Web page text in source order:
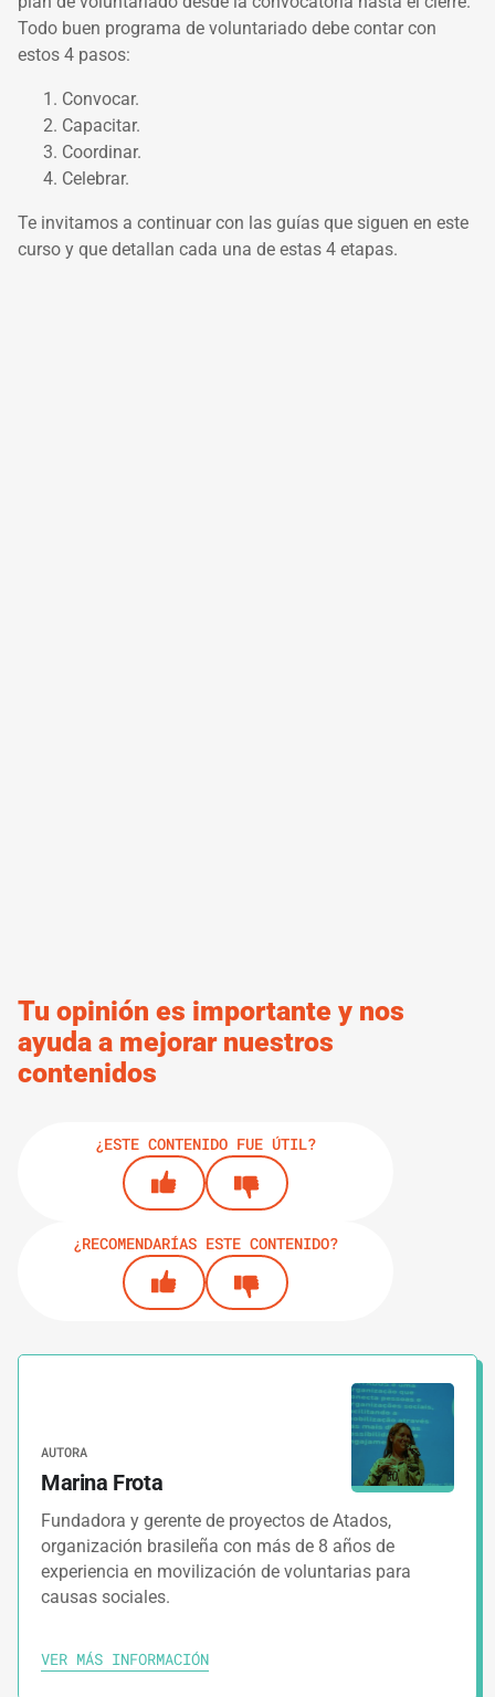
Todo buen programa de voluntariado debe contar con
estos 4 pasos:
Convocar.
Capacitar.
Coordinar.
Celebrar.
Te invitamos a continuar con las guías que siguen en este
curso y que detallan cada una de estas 4 etapas.
Tu opinión es importante y nos
ayuda a mejorar nuestros
contenidos
¿ESTE CONTENIDO FUE ÚTIL?
¿RECOMENDARÍAS ESTE CONTENIDO?
AUTORA
Marina Frota
Fundadora y gerente de proyectos de Atados,
organización brasileña con más de 8 años de
experiencia en movilización de voluntarias para
causas sociales.
VER MÁS INFORMACIÓN